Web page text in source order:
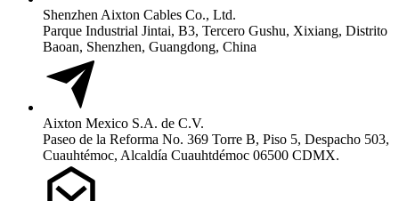
Shenzhen Aixton Cables Co., Ltd.
Parque Industrial Jintai, B3, Tercero Gushu, Xixiang, Distrito
Baoan, Shenzhen, Guangdong, China
Aixton Mexico S.A. de C.V.
Paseo de la Reforma No. 369 Torre B, Piso 5, Despacho 503,
Cuauhtémoc, Alcaldía Cuauhtdémoc 06500 CDMX.